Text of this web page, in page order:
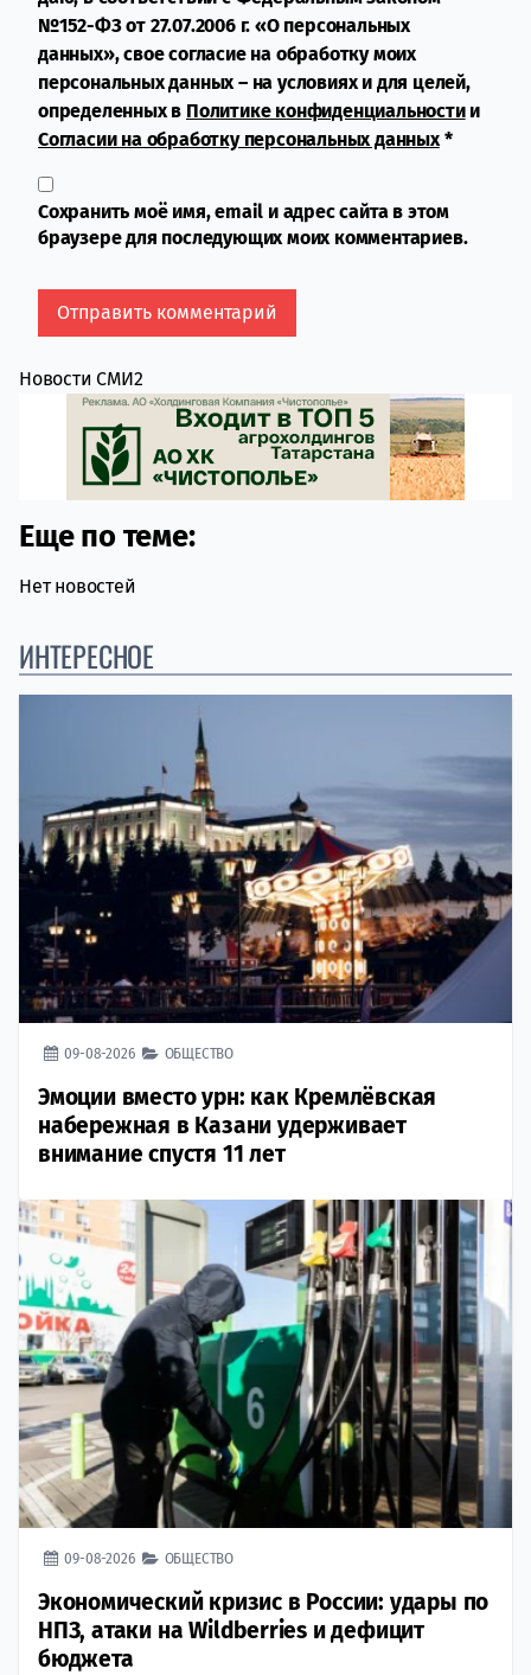
№152-ФЗ от 27.07.2006 г. «О персональных
данных», свое согласие на обработку моих
персональных данных – на условиях и для целей,
определенных в Политике конфиденциальностии
Согласии на обработку персональных данных*
Сохранить моё имя, email и адрес сайта в этом
браузере для последующих моих комментариев.
Новости СМИ2
Еще по теме:
Нет новостей
ИНТЕРЕСНОЕ
09-08-2026 ОБЩЕСТВО
Эмоции вместо урн: как Кремлёвская
набережная в Казани удерживает
внимание спустя 11 лет
09-08-2026 ОБЩЕСТВО
Экономический кризис в России: удары по
НПЗ, атаки на Wildberries и дефицит
бюджета